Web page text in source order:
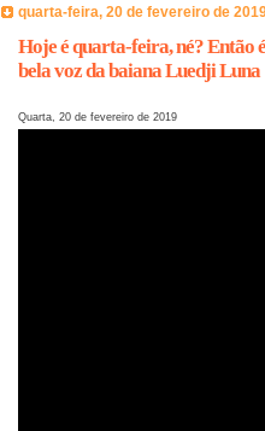
quarta-feira, 20 de fevereiro de
Hoje é quarta-feira, né? Então
bela voz da baiana Luedji Luna
Quarta, 20 de fevereiro de 2019